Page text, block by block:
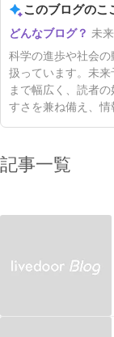
このブログのこ
未
科学の進歩や社会
扱っています。未
まで幅広く、読者
すさを兼ね備え、情
記事一覧